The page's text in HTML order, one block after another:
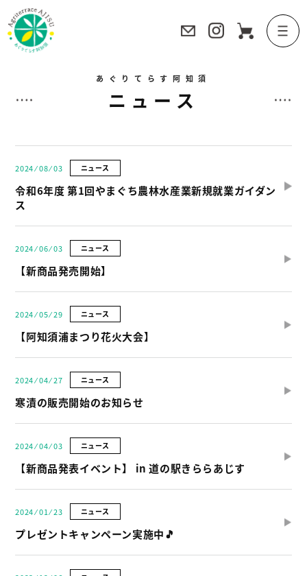
あぐりてらす阿知須
ニュース
2024 ⁄ 08 ⁄ 03 ニュース
令和6年度 第1回やまぐち農林水産業新規就業ガイダン
ス
2024 ⁄ 06 ⁄ 03 ニュース
【新商品発売開始】
2024 ⁄ 05 ⁄ 29 ニュース
【阿知須浦まつり花火大会】
2024 ⁄ 04 ⁄ 27 ニュース
寒漬の販売開始のお知らせ
2024 ⁄ 04 ⁄ 03 ニュース
【新商品発表イベント】 in 道の駅きららあじす
2024 ⁄ 01 ⁄ 23 ニュース
プレゼントキャンペーン実施中🎵